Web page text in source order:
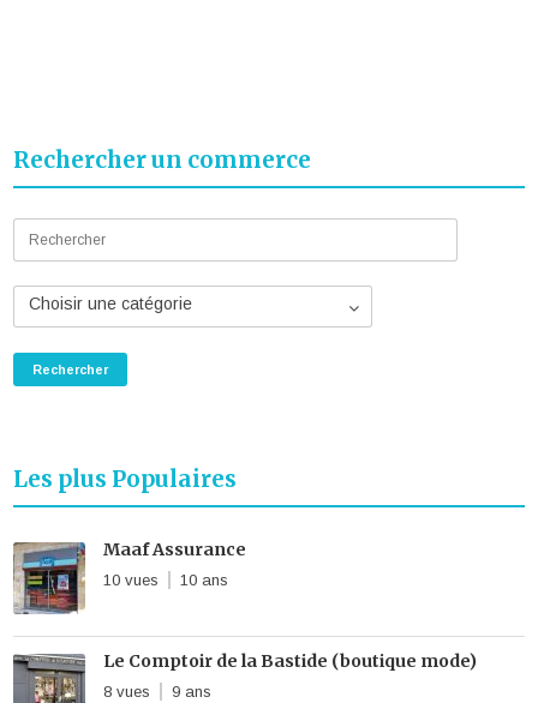
Rechercher un commerce
Choisir une catégorie
Les plus Populaires
Maaf Assurance
10 vues 10 ans
Le Comptoir de la Bastide (boutique mode)
8 vues 9 ans